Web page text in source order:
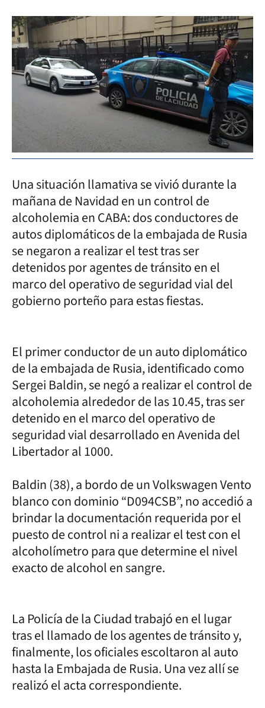
Una situación llamativa se vivió durante la
mañana de Navidad en un control de
alcoholemia en CABA: dos conductores de
autos diplomáticos de la embajada de Rusia
se negaron a realizar el test tras ser
detenidos por agentes de tránsito en el
marco del operativo de seguridad vial del
gobierno porteño para estas fiestas.
El primer conductor de un auto diplomático
de la embajada de Rusia, identificado como
Sergei Baldin, se negó a realizar el control de
alcoholemia alrededor de las 10.45, tras ser
detenido en el marco del operativo de
seguridad vial desarrollado en Avenida del
Libertador al 1000.
Baldin (38), a bordo de un Volkswagen Vento
blanco con dominio “D094CSB”, no accedió a
brindar la documentación requerida por el
puesto de control ni a realizar el test con el
alcoholímetro para que determine el nivel
exacto de alcohol en sangre.
La Policía de la Ciudad trabajó en el lugar
tras el llamado de los agentes de tránsito y,
finalmente, los oficiales escoltaron al auto
hasta la Embajada de Rusia. Una vez allí se
realizó el acta correspondiente.